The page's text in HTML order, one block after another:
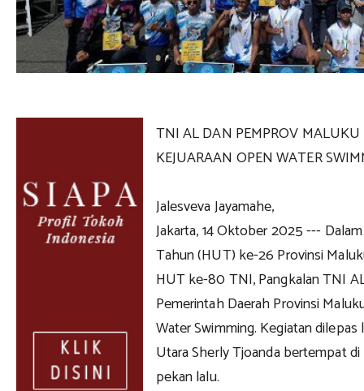
TNI AL DAN PEMPROV MALUKU
KEJUARAAN OPEN WATER
Jalesveva Jayamahe,
Jakarta, 14 Oktober 2025 ---
Tahun (HUT) ke-26 Provinsi
HUT ke-80 TNI, Pangkalan TNI
Pemerintah Daerah Provinsi
Water Swimming. Kegiatan
Utara Sherly Tjoanda bertempat
pekan lalu.